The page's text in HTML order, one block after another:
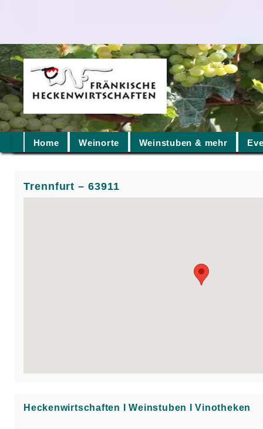
Home Weinorte Weinstuben & mehr
Trennfurt – 63911
Heckenwirtschaften Ι Weinstuben Ι Vinotheken